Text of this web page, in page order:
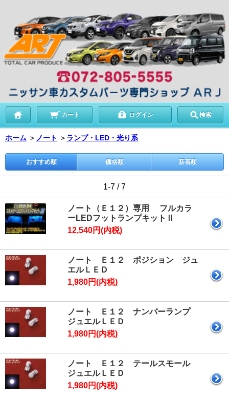
カート ログイン 検索
ホーム ＞ ノート ＞ ランプ・LED・光り系
おすすめ順 価格順 新着順
1-7 / 7
ノート（Ｅ１２）専用 フルカラ
ーLEDフットランプキットⅡ
12,540円(内税)
ノート Ｅ１２ ポジション ジュ
エルＬＥＤ
1,980円(内税)
ノート Ｅ１２ ナンバーランプ
ジュエルＬＥＤ
1,980円(内税)
ノート Ｅ１２ テールスモール
ジュエルＬＥＤ
1,980円(内税)